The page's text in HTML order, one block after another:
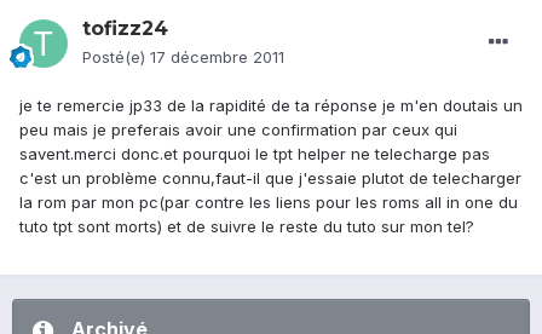
tofizz24
Posté(e) 17 décembre 2011
je te remercie jp33 de la rapidité de ta réponse je m'en doutais un
peu mais je preferais avoir une confirmation par ceux qui
savent.merci donc.et pourquoi le tpt helper ne telecharge pas
c'est un problème connu,faut-il que j'essaie plutot de telecharger
la rom par mon pc(par contre les liens pour les roms all in one du
tuto tpt sont morts) et de suivre le reste du tuto sur mon tel?